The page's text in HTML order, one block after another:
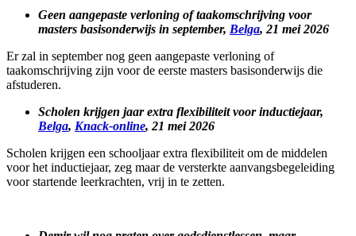
Geen aangepaste verloning of taakomschrijving voor
masters basisonderwijs in september, Belga, 21 mei 2026
Er zal in september nog geen aangepaste verloning of
taakomschrijving zijn voor de eerste masters basisonderwijs die
afstuderen.
Scholen krijgen jaar extra flexibiliteit voor inductiejaar,
Belga, Knack-online, 21 mei 2026
Scholen krijgen een schooljaar extra flexibiliteit om de middelen
voor het inductiejaar, zeg maar de versterkte aanvangsbegeleiding
voor startende leerkrachten, vrij in te zetten.